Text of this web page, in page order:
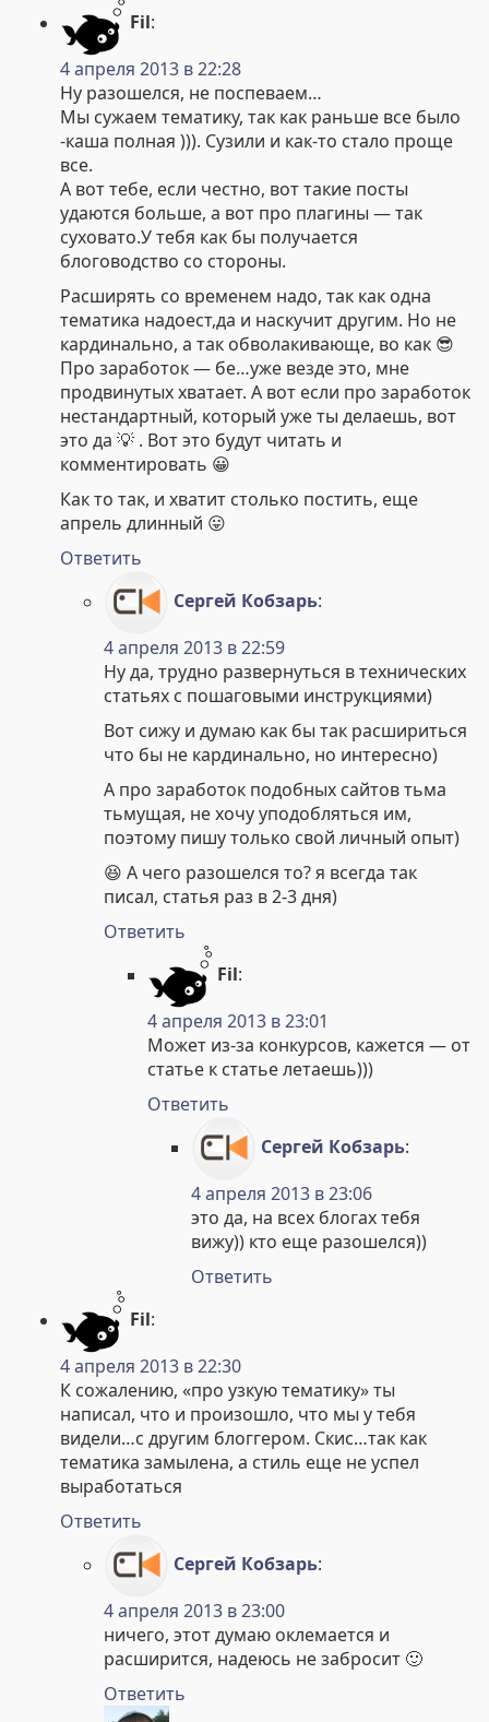
Fil:
4 апреля 2013 в 22:28
Ну разошелся, не поспеваем…
Мы сужаем тематику, так как раньше все было
-каша полная ))). Сузили и как-то стало проще
все.
А вот тебе, если честно, вот такие посты
удаются больше, а вот про плагины — так
суховато.У тебя как бы получается
блоговодство со стороны.
Расширять со временем надо, так как одна
тематика надоест,да и наскучит другим. Но не
кардинально, а так обволакивающе, во как 😎
Про заработок — бе…уже везде это, мне
продвинутых хватает. А вот если про заработок
нестандартный, который уже ты делаешь, вот
это да 💡 . Вот это будут читать и
комментировать 😀
Как то так, и хватит столько постить, еще
апрель длинный 😛
Ответить
Сергей Кобзарь:
4 апреля 2013 в 22:59
Ну да, трудно развернуться в технических
статьях с пошаговыми инструкциями)
Вот сижу и думаю как бы так расшириться
что бы не кардинально, но интересно)
А про заработок подобных сайтов тьма
тьмущая, не хочу уподобляться им,
поэтому пишу только свой личный опыт)
😆 А чего разошелся то? я всегда так
писал, статья раз в 2-3 дня)
Ответить
Fil:
4 апреля 2013 в 23:01
Может из-за конкурсов, кажется — от
статье к статье летаешь)))
Ответить
Сергей Кобзарь:
4 апреля 2013 в 23:06
это да, на всех блогах тебя
вижу)) кто еще разошелся))
Ответить
Fil:
4 апреля 2013 в 22:30
К сожалению, «про узкую тематику» ты
написал, что и произошло, что мы у тебя
видели…с другим блоггером. Скис…так как
тематика замылена, а стиль еще не успел
выработаться
Ответить
Сергей Кобзарь:
4 апреля 2013 в 23:00
ничего, этот думаю оклемается и
расширится, надеюсь не забросит 🙂
Ответить